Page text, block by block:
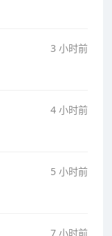
3 小时前
4 小时前
5 小时前
7 小时前